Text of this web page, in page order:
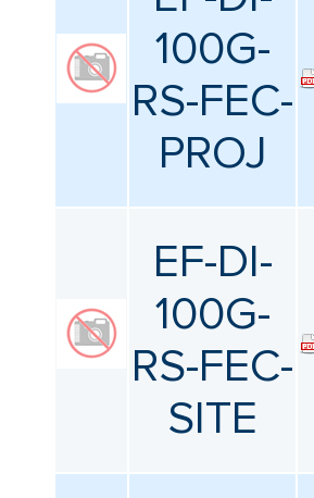
100G-
RS-FEC-
PROJ
EF-DI-
100G-
RS-FEC-
SITE